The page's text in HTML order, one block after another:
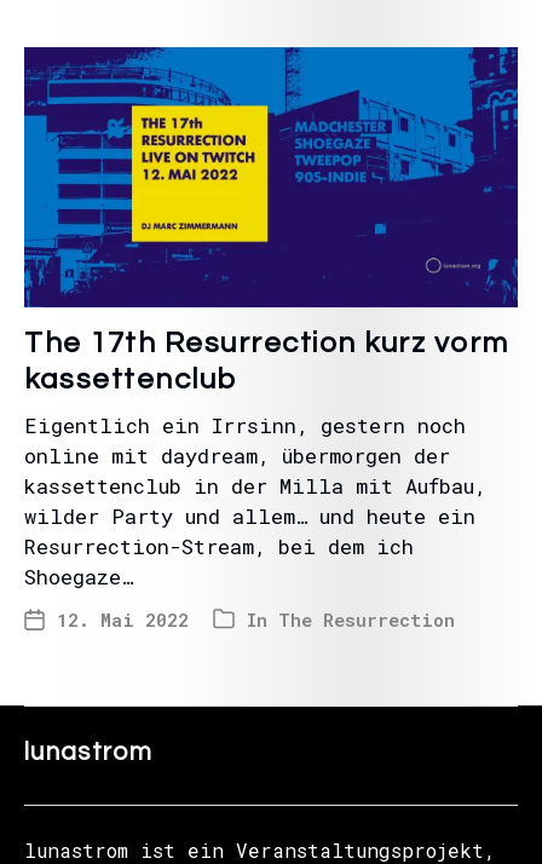
The 17th Resurrection kurz vorm
kassettenclub
Eigentlich ein Irrsinn, gestern noch
online mit daydream, übermorgen der
kassettenclub in der Milla mit Aufbau,
wilder Party und allem… und heute ein
Resurrection-Stream, bei dem ich
Shoegaze…
12. Mai 2022 In The Resurrection
lunastrom
lunastrom ist ein Veranstaltungsprojekt,